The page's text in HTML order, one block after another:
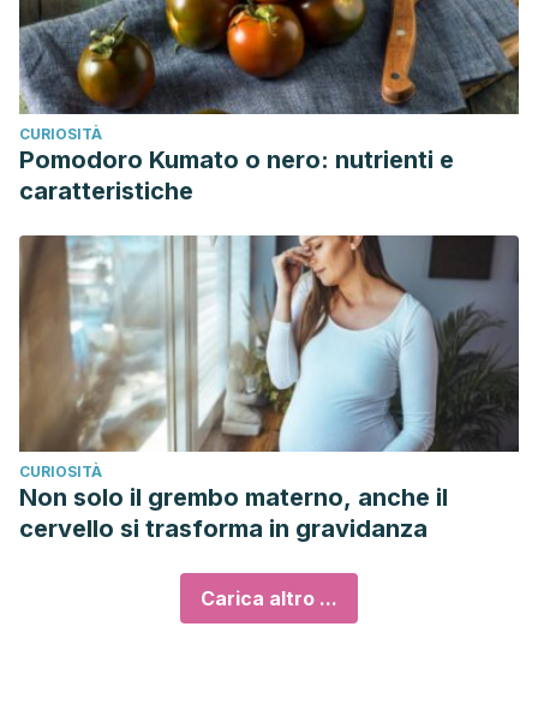
CURIOSITÀ
Pomodoro Kumato o nero: nutrienti e
caratteristiche
CURIOSITÀ
Non solo il grembo materno, anche il
cervello si trasforma in gravidanza
Carica altro ...